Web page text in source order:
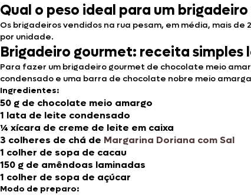
Qual o peso ideal para um
Os brigadeiros vendidos na rua pesam, em média, mais
por unidade.
Brigadeiro gourmet: receita simples
Para fazer um brigadeiro gourmet de chocolate meio
condensado e uma barra de chocolate nobre meio
Ingredientes:
50 g de chocolate meio amargo
1 lata de leite condensado
¼ xícara de creme de leite em caixa
3 colheres de chá de Margarina Doriana com Sal
1 colher de sopa de cacau
150 g de amêndoas laminadas
1 colher de sopa de açúcar
Modo de preparo: